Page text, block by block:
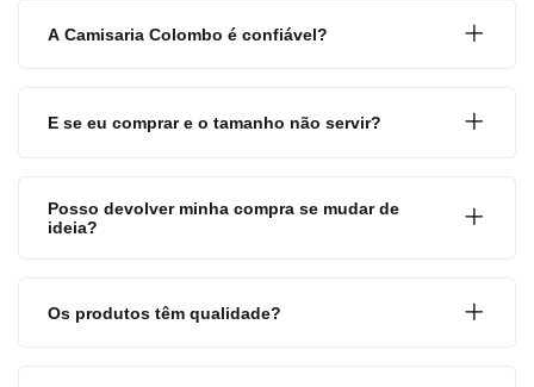
A Camisaria Colombo é confiável?
E se eu comprar e o tamanho não servir?
Posso devolver minha compra se mudar de
ideia?
Os produtos têm qualidade?